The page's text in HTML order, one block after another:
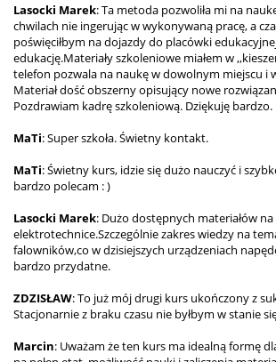
Lasocki Marek: Ta metoda pozwoliła mi na
chwilach nie ingerując w wykonywaną pracę, a
poświęciłbym na dojazdy do placówki
edukację.Materiały szkoleniowe miałem w
telefon pozwala na naukę w dowolnym miejscu i
Materiał dość obszerny opisujący nowe
Pozdrawiam kadrę szkoleniową. Dziękuję bardzo.
MaTi: Super szkoła. Świetny kontakt.
MaTi: Świetny kurs, idzie się dużo nauczyć i
bardzo polecam : )
Lasocki Marek: Dużo dostępnych materiałów
elektrotechnice.Szczególnie zakres wiedzy na
falowników,co w dzisiejszych urządzeniach
bardzo przydatne.
ZDZISŁAW: To już mój drugi kurs ukończony z
Stacjonarnie z braku czasu nie byłbym w stanie
Marcin: Uważam że ten kurs ma idealną formę